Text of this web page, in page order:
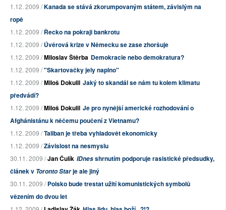
1.12. 2009 /Kanada se stává zkorumpovaným státem, závislým na
ropě
1.12. 2009 /Řecko na pokraji bankrotu
1.12. 2009 /Úvěrová krize v Německu se zase zhoršuje
1.12. 2009 /Miloslav Štěrba Demokracie nebo demokratura?
1.12. 2009 /"Skartovačky jely naplno"
1.12. 2009 /Miloš Dokulil Jaký to skandál se nám tu kolem klimatu
předvádí?
1.12. 2009 /Miloš Dokulil Je pro nynější americké rozhodování o
Afghánistánu k něčemu poučení z Vietnamu?
1.12. 2009 /Taliban je třeba vyhladovět ekonomicky
1.12. 2009 /Závislost na nesmyslu
30.11. 2009 /Jan Čulík IDnesshrnutím podporuje rasistické předsudky,
článek v Toronto Starje ale jiný
30.11. 2009 /Polsko bude trestat užití komunistických symbolů
vězením do dvou let